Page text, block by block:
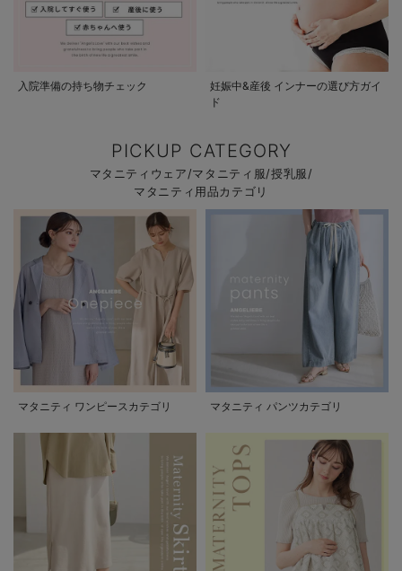
入院準備の持ち物チェック
妊娠中&産後 インナーの選び方ガイ
ド
PICKUP CATEGORY
マタニティウェア/マタニティ服/授乳服/
マタニティ用品カテゴリ
マタニティ ワンピースカテゴリ マタニティ パンツカテゴリ